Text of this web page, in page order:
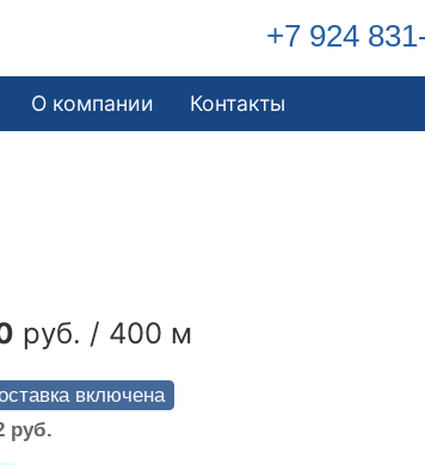
+7 924
О компании Контакты
руб. / 400 м
включена
руб.